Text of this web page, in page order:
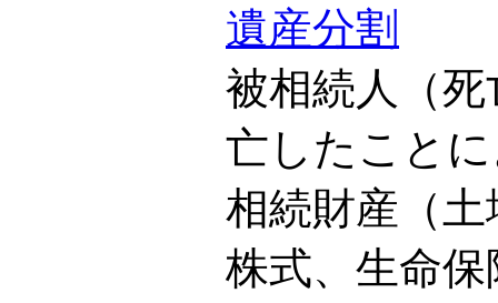
遺産分割
被相続人（
亡したこと
相続財産（
株式、生命